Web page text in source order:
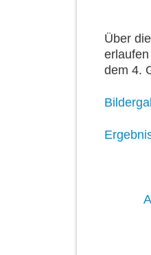
Über
dem 4.